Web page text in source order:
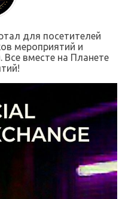
для посетителей
мероприятий и
Все вместе на Планете